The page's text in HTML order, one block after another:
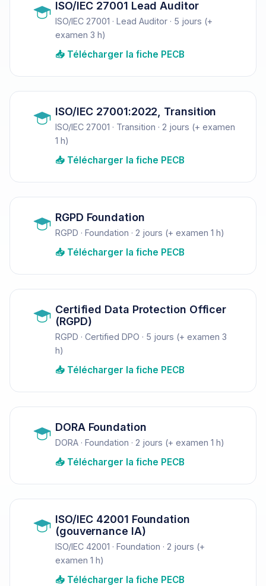
ISO/IEC 27001 Lead Auditor
ISO/IEC 27001 · Lead Auditor · 5 jours (+
examen 3 h)
📥 Télécharger la fiche PECB
ISO/IEC 27001:2022, Transition
ISO/IEC 27001 · Transition · 2 jours (+ examen
1 h)
📥 Télécharger la fiche PECB
RGPD Foundation
RGPD · Foundation · 2 jours (+ examen 1 h)
📥 Télécharger la fiche PECB
Certified Data Protection Officer
(RGPD)
RGPD · Certified DPO · 5 jours (+ examen 3
h)
📥 Télécharger la fiche PECB
DORA Foundation
DORA · Foundation · 2 jours (+ examen 1 h)
📥 Télécharger la fiche PECB
ISO/IEC 42001 Foundation
(gouvernance IA)
ISO/IEC 42001 · Foundation · 2 jours (+
examen 1 h)
📥 Télécharger la fiche PECB